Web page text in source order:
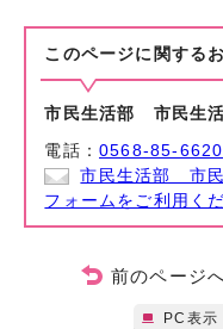
このページに関する
市民生活部 市民生
電話：0568-85-6620
市民生活部 市民
フォームをご利用くだ
前のページ
PC表示